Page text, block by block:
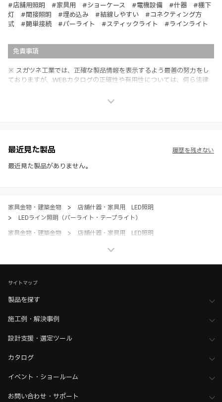
#店舗用照明 #家具用 #ショーケース #電機設備 #什器 #棚下
灯 #間接照明 #埋め込み #結線しやすい #コネクティング方
式 #簡単接続 #バーライト #スティックライト #ラインライト
免責事項
※ スガツネ工業では、正確な製品情報を表示するよう最善の努力をし
ておりますが、WEBカタログの正確性や有用性については、何ら法律
社製品の使用ご検討、又は販売促進目的の利用に限ります。
※ 本WEBサイト製品情報のご利用にあたっては、WEBサイト利用規
約、プライバシーポリシー、製品情報ガイドをご確認いただき、内容の
最近見た製品
最近見た製品がありません。
履歴を残さない
家具金物・建築金物 >
店舗什器・家具用 LED照明
>
LEDライン照明（バーライト・テープライト）
家具金物・建築金物
>
店舗什器・家具用 LED照明
サイトマップ
製品を探す
施工例・解決事例
設計支援・選定ツール
カタログ
イベント・ショールーム
お問い合わせ・サポート